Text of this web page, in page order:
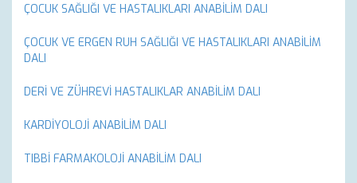
ÇOCUK SAĞLIĞI VE HASTALIKLARI ANABİLİM DALI
ÇOCUK VE ERGEN RUH SAĞLIĞI VE HASTALIKLARI ANABİLİM
DALI
DERİ VE ZÜHREVİ HASTALIKLAR ANABİLİM DALI
KARDİYOLOJİ ANABİLİM DALI
TIBBİ FARMAKOLOJİ ANABİLİM DALI